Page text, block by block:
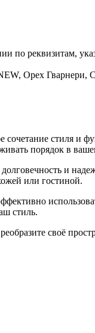
по реквизитам,
Орех Гварнери,
стиля и
порядок в
и
или гостиной.
стиль.
своё